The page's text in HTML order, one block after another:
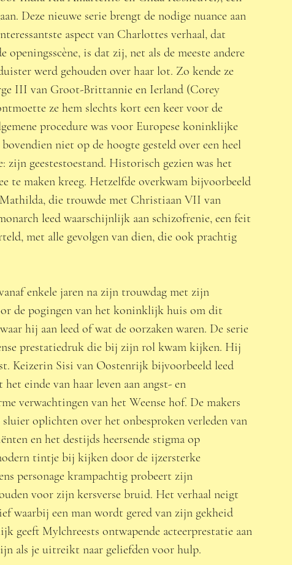
Deze nieuwe serie brengt de nodige nuance aan
aspect van Charlottes verhaal, dat
is dat zij, net als de meeste andere
werd gehouden over haar lot. Zo kende ze
III van Groot-Brittannie en Ierland (Corey
ze hem slechts kort een keer voor de
procedure was voor Europese koninklijke
niet op de hoogte gesteld over een heel
zijn geestestoestand. Historisch gezien was het
te maken kreeg. Hetzelfde overkwam bijvoorbeeld
die trouwde met Christiaan VII van
leed waarschijnlijk aan schizofrenie, een feit
met alle gevolgen van dien, die ook prachtig
enkele jaren na zijn trouwdag met zijn
de pogingen van het koninklijk huis om dit
hij aan leed of wat de oorzaken waren. De serie
prestatiedruk die bij zijn rol kwam kijken. Hij
Keizerin Sisi van Oostenrijk bijvoorbeeld leed
einde van haar leven aan angst- en
verwachtingen van het Weense hof. De makers
oplichten over het onbesproken verleden van
en het destijds heersende stigma op
tintje bij kijken door de ijzersterke
personage krampachtig probeert zijn
voor zijn kersverse bruid. Het verhaal neigt
waarbij een man wordt gered van zijn gekheid
geeft Mylchreests ontwapende acteerprestatie aan
als je uitreikt naar geliefden voor hulp.